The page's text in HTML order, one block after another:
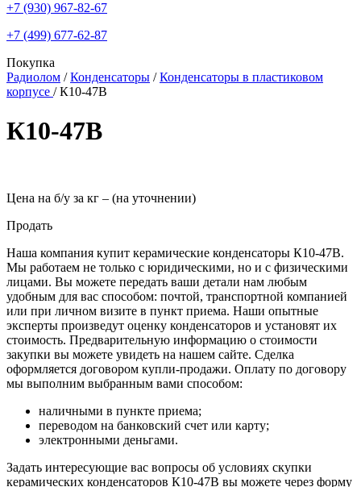
+7 (930) 967-82-67
+7 (499) 677-62-87
Покупка
Радиолом / Конденсаторы / Конденсаторы в пластиковом
корпусе / К10-47В
К10-47В
Цена на б/у за кг – (на уточнении)
Продать
Наша компания купит керамические конденсаторы К10-47В.
Мы работаем не только с юридическими, но и с физическими
лицами. Вы можете передать ваши детали нам любым
удобным для вас способом: почтой, транспортной компанией
или при личном визите в пункт приема. Наши опытные
эксперты произведут оценку конденсаторов и установят их
стоимость. Предварительную информацию о стоимости
закупки вы можете увидеть на нашем сайте. Сделка
оформляется договором купли-продажи. Оплату по договору
мы выполним выбранным вами способом:
наличными в пункте приема;
переводом на банковский счет или карту;
электронными деньгами.
Задать интересующие вас вопросы об условиях скупки
керамических конденсаторов К10-47В вы можете через форму